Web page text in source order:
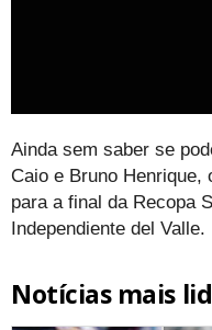
Ainda sem saber se
Caio e Bruno Henrique,
para a final da Recopa
Independiente del Valle.
Notícias mais